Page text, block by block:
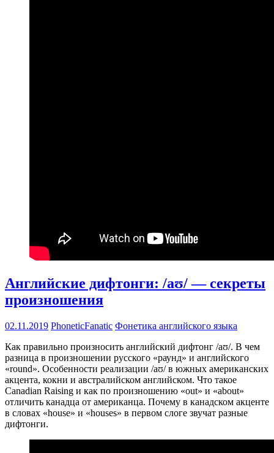
Английские дифтонги: /aʊ/ — секреты
произношения
02.11.2019 PhoneticFanatic Фонетика английского языка
Как правильно произносить английский дифтонг /aʊ/. В чем
разница в произношении русского «раунд» и английского
«round». Особенности реализации /aʊ/ в южных американских
акцента, кокни и австралийском английском. Что такое
Canadian Raising и как по произношению «out» и «about»
отличить канадца от американца. Почему в канадском акценте
в словах «house» и «houses» в первом слоге звучат разные
дифтонги.